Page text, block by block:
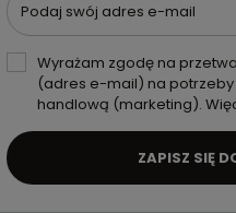
Podaj swój adres e-mail
Wyrażam zgodę na
(adres e-mail) na potrzeby
handlową (marketing).
ZAPISZ SIĘ